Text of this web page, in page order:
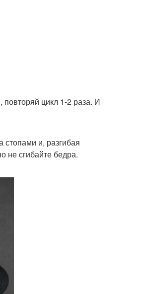
цикл 1-2 раза. И
стопами и, разгибая
не сгибайте бедра.